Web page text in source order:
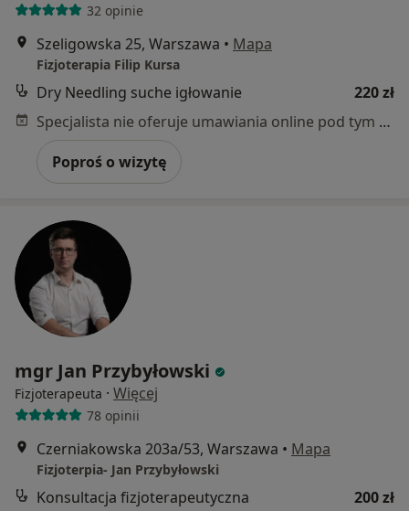
32 opinie
Szeligowska 25, Warszawa • Mapa
Fizjoterapia Filip Kursa
Dry Needling suche igłowanie
220 zł
Specjalista nie oferuje umawiania online pod tym adresem.
Poproś o wizytę
mgr Jan Przybyłowski
Fizjoterapeuta · Więcej
78 opinii
Czerniakowska 203a/53, Warszawa • Mapa
Fizjoterpia- Jan Przybyłowski
Konsultacja fizjoterapeutyczna
200 zł